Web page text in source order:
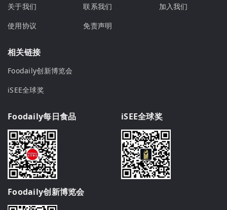
关于我们 联系我们
加入我们
使用协议
免责声明
相关链接
Foodaily创新博览会
iSEE全球奖
Foodaily每日食品 iSEE全球奖
Foodaily创新博览会